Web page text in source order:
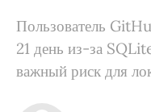
Пользователь
21 день из-за
важный риск для